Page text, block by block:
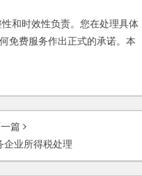
和时效性负责。您在处理具体
免费服务作出正式的承诺。本
一篇
企业所得税处理